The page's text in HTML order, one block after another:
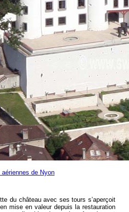
aériennes de Nyon
du château avec ses tours s’aperçoit
mise en valeur depuis la restauration